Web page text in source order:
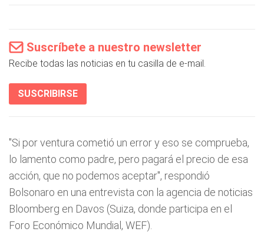
Suscríbete a nuestro newsletter
Recibe todas las noticias en tu casilla de e-mail.
SUSCRIBIRSE
"Si por ventura cometió un error y eso se comprueba,
lo lamento como padre, pero pagará el precio de esa
acción, que no podemos aceptar", respondió
Bolsonaro en una entrevista con la agencia de noticias
Bloomberg en Davos (Suiza, donde participa en el
Foro Económico Mundial, WEF).